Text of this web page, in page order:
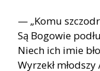
— „Komu
Są Bogowie
Niech ich imie
Wyrzekł